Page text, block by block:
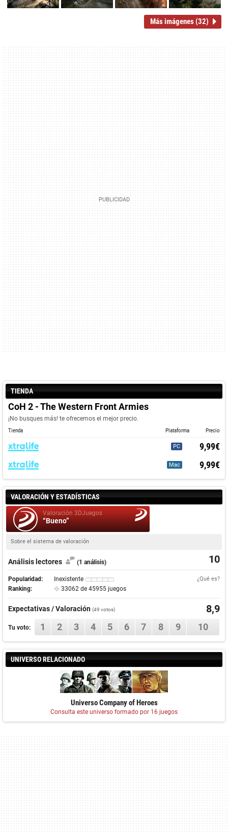
Más imágenes (32)
TIENDA
CoH 2 - The Western Front Armies
¡No busques más! te ofrecemos el mejor precio.
Tienda Plataforma Precio
PC 9,99€
Mac 9,99€
VALORACIÓN Y ESTADÍSTICAS
Valoración 3DJuegos
“Bueno”
Sobre el sistema de valoración
10
Análisis lectores (1 análisis)
Popularidad: Inexistente ¿Qué es?
Ranking: 33062 de 45955 juegos
Expectativas / Valoración (49 votos) 8,9
Tu voto: 1 2 3 4 5 6 7 8 9 10
UNIVERSO RELACIONADO
Universo Company of Heroes
Consulta este universo formado por 16 juegos